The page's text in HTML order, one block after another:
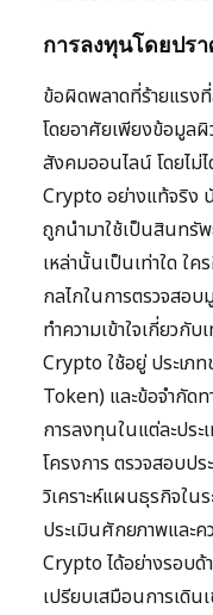
การลงทุนโดยปร
ข้อผิดพลาดที่ร้ายแรง
โดยอาศัยเพียงข้อมูล
สังคมออนไลน์ โดยไ
Crypto อย่างแท้จริง
ถูกนำมาใช้เป็นสินทรั
เหล่านั้นเป็นเท่าใด ใ
กลไกในการตรวจสอ
ทำความเข้าใจเกี่ยวกั
Crypto ใช้อยู่ ประเภ
Token) และข้อจำกัด
การลงทุนในแต่ละปร
โครงการ ตรวจสอบป
วิเคราะห์แผนธุรกิจใน
ประเมินศักยภาพและ
Crypto ได้อย่างรอบ
เปรียบเสมือนการเดิน